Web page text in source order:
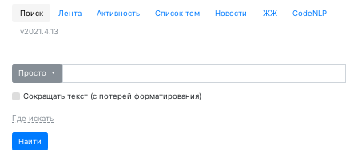
Поиск Лента Активность Cписок тем Новости ЖЖ CodeNLP
v2021.4.13
Просто
Сокращать текст (с потерей форматирования)
Где искать
Найти